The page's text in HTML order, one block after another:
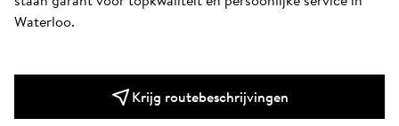
Waterloo.
Krijg routebeschrijvingen